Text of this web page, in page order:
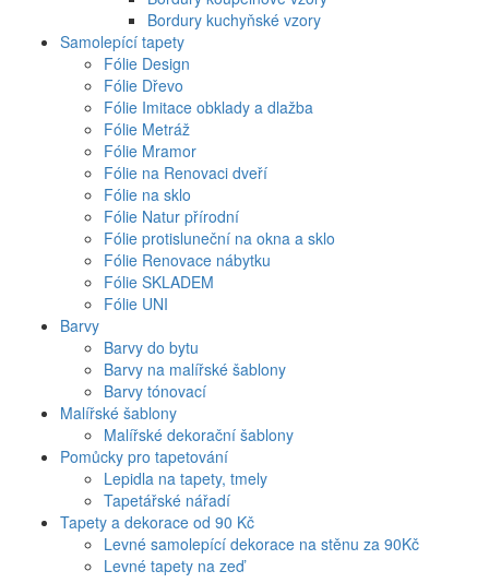
Bordury kuchyňské vzory
Samolepící tapety
Fólie Design
Fólie Dřevo
Fólie Imitace obklady a dlažba
Fólie Metráž
Fólie Mramor
Fólie na Renovaci dveří
Fólie na sklo
Fólie Natur přírodní
Fólie protisluneční na okna a sklo
Fólie Renovace nábytku
Fólie SKLADEM
Fólie UNI
Barvy
Barvy do bytu
Barvy na malířské šablony
Barvy tónovací
Malířské šablony
Malířské dekorační šablony
Pomůcky pro tapetování
Lepidla na tapety, tmely
Tapetářské nářadí
Tapety a dekorace od 90 Kč
Levné samolepící dekorace na stěnu za 90Kč
Levné tapety na zeď